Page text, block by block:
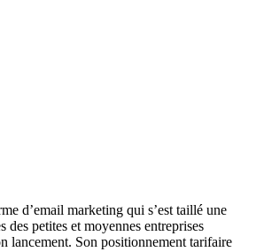
d’email marketing qui s’est taillé une
des petites et moyennes entreprises
lancement. Son positionnement tarifaire